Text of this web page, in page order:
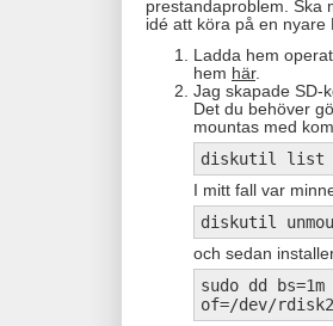
prestandaproblem. Ska
idé att köra på en nyare
Ladda hem
hem här.
Jag skapade SD-
Det du behöver
mountas med
diskutil list
I mitt fall var
diskutil
och sedan
sudo dd
of=/dev/rdisk2